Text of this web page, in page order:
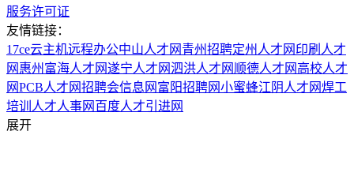
服务许可证
友情链接：
17ce云主机远程办公中山人才网 青州招聘定州人才网 印刷人才
网 惠州富海人才网遂宁人才网泗洪人才网 顺德人才网 高校人才
网PCB人才网招聘会信息网 富阳招聘网小蜜蜂江阴人才网焊工
培训 人才人事网 百度人才引进网
展开